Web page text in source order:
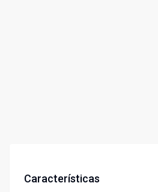
Características